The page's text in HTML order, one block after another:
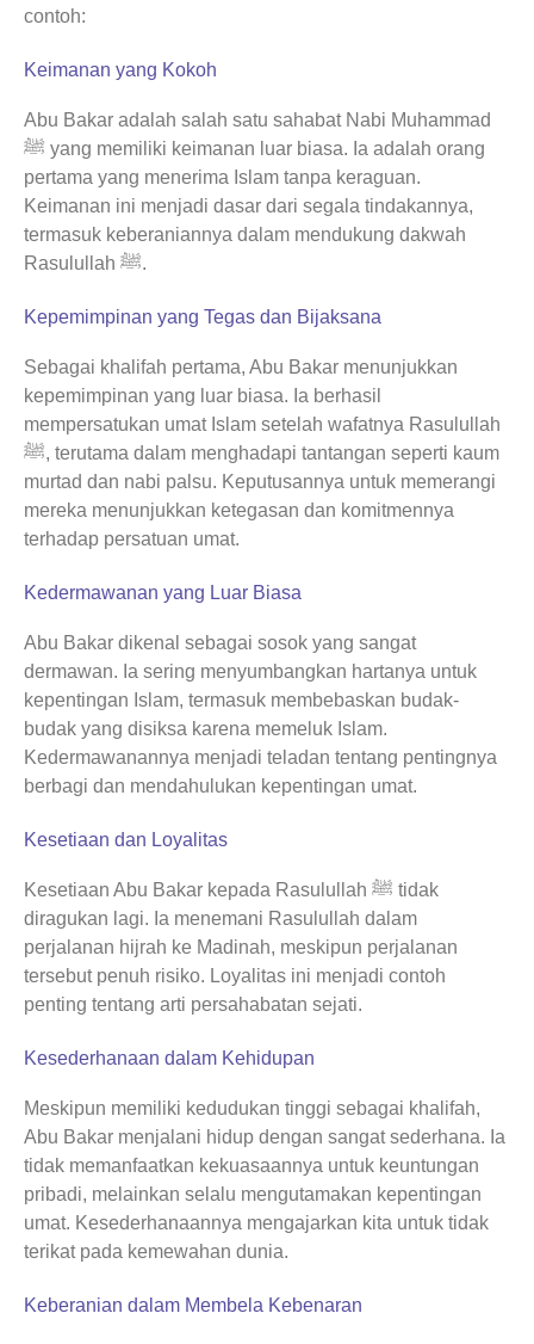
contoh:
Keimanan yang Kokoh
Abu Bakar adalah salah satu sahabat Nabi Muhammad
ﷺ yang memiliki keimanan luar biasa. Ia adalah orang
pertama yang menerima Islam tanpa keraguan.
Keimanan ini menjadi dasar dari segala tindakannya,
termasuk keberaniannya dalam mendukung dakwah
Rasulullah ﷺ.
Kepemimpinan yang Tegas dan Bijaksana
Sebagai khalifah pertama, Abu Bakar menunjukkan
kepemimpinan yang luar biasa. Ia berhasil
mempersatukan umat Islam setelah wafatnya Rasulullah
ﷺ, terutama dalam menghadapi tantangan seperti kaum
murtad dan nabi palsu. Keputusannya untuk memerangi
mereka menunjukkan ketegasan dan komitmennya
terhadap persatuan umat.
Kedermawanan yang Luar Biasa
Abu Bakar dikenal sebagai sosok yang sangat
dermawan. Ia sering menyumbangkan hartanya untuk
kepentingan Islam, termasuk membebaskan budak-
budak yang disiksa karena memeluk Islam.
Kedermawanannya menjadi teladan tentang pentingnya
berbagi dan mendahulukan kepentingan umat.
Kesetiaan dan Loyalitas
Kesetiaan Abu Bakar kepada Rasulullah ﷺ tidak
diragukan lagi. Ia menemani Rasulullah dalam
perjalanan hijrah ke Madinah, meskipun perjalanan
tersebut penuh risiko. Loyalitas ini menjadi contoh
penting tentang arti persahabatan sejati.
Kesederhanaan dalam Kehidupan
Meskipun memiliki kedudukan tinggi sebagai khalifah,
Abu Bakar menjalani hidup dengan sangat sederhana. Ia
tidak memanfaatkan kekuasaannya untuk keuntungan
pribadi, melainkan selalu mengutamakan kepentingan
umat. Kesederhanaannya mengajarkan kita untuk tidak
terikat pada kemewahan dunia.
Keberanian dalam Membela Kebenaran